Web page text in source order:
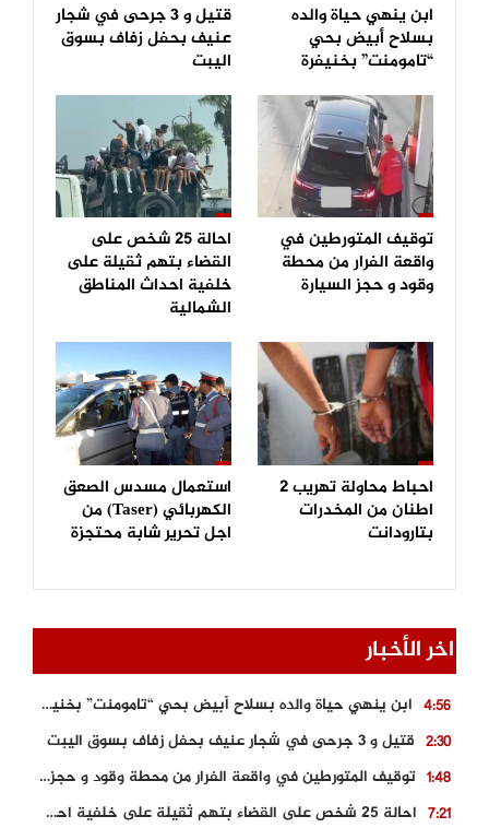
ابن ينهي حياة والده
بسلاح أبيض بحي
“تامومنت” بخنيفرة
قتيل و 3 جرحى في شجار
عنيف بحفل زفاف بسوق
اليبت
توقيف المتورطين في
واقعة الفرار من محطة
وقود و حجز السيارة
احالة 25 شخص على
القضاء بتهم ثقيلة على
خلفية احداث المناطق
الشمالية
احباط محاولة تهريب 2
اطنان من المخدرات
بتارودانت
استعمال مسدس الصعق
الكهربائي (Taser) من
اجل تحرير شابة محتجزة
اخر الأخبار
4:56
ابن ينهي حياة والده بسلاح أبيض بحي “تامومنت” بخنيفرة
2:30 قتيل و 3 جرحى في شجار عنيف بحفل زفاف بسوق اليبت
1:48
توقيف المتورطين في واقعة الفرار من محطة وقود و حجز السيارة
7:21
احالة 25 شخص على القضاء بتهم ثقيلة على خلفية احداث المناطق الشمالية